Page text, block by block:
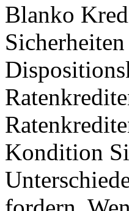
Blanko
Kondition